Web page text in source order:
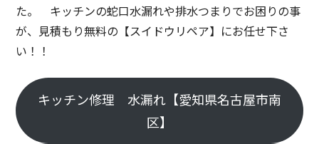
た。 キッチンの蛇口水漏れや排水つまりでお困りの事
が、見積もり無料の【スイドウリペア】にお任せ下さ
い！！
キッチン修理 水漏れ【愛知県名古屋市南
区】